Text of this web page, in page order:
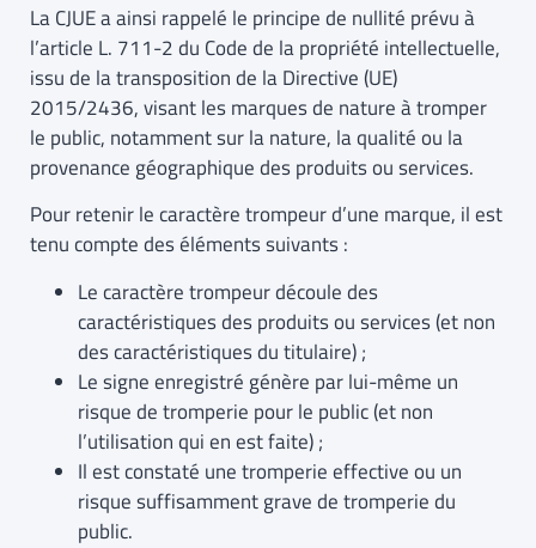
La CJUE a ainsi rappelé le principe de nullité prévu à
l’article L. 711-2 du Code de la propriété intellectuelle,
issu de la transposition de la Directive (UE)
2015/2436, visant les marques de nature à tromper
le public, notamment sur la nature, la qualité ou la
provenance géographique des produits ou services.
Pour retenir le caractère trompeur d’une marque, il est
tenu compte des éléments suivants :
Le caractère trompeur découle des
caractéristiques des produits ou services (et non
des caractéristiques du titulaire) ;
Le signe enregistré génère par lui-même un
risque de tromperie pour le public (et non
l’utilisation qui en est faite) ;
Il est constaté une tromperie effective ou un
risque suffisamment grave de tromperie du
public.